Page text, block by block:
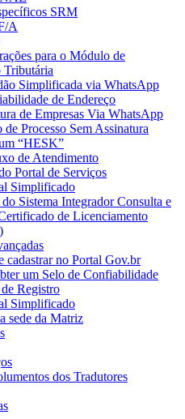
SRM
A
para o Módulo de
Tributária
Simplificada via WhatsApp
de Endereço
de Empresas Via WhatsApp
Processo Sem Assinatura
“HESK”
de Atendimento
Portal de Serviços
Simplificado
Sistema Integrador Consulta e
de Licenciamento
cadastrar no Portal Gov.br
um Selo de Confiabilidade
Registro
Simplificado
sede da Matriz
dos Tradutores